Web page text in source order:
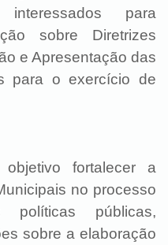
para
sobre Diretrizes
e Apresentação das
para o exercício de
fortalecer a
no processo
políticas públicas,
sobre a elaboração